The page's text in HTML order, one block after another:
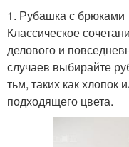
1. Рубашка с брюками
Классическое
делового и
случаев выбирайте
тьм, таких как хлопок
подходящего цвета.